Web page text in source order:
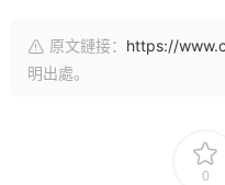
原文鏈接： https://
明出處。
0